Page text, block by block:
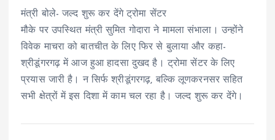
मंत्री बोले- जल्द शुरू कर देंगे ट्रोमा सेंटर
मौके पर उपस्थित मंत्री सुमित गोदारा ने मामला संभाला। उन्होंने
विवेक माचरा को बातचीत के लिए फिर से बुलाया और कहा-
श्रीडूंगरगढ़ में आज हुआ हादसा दुखद है। ट्रोमा सेंटर के लिए
प्रयास जारी है। न सिर्फ श्रीडूंगरगढ़, बल्कि लूणकरनसर सहित
सभी क्षेत्रों में इस दिशा में काम चल रहा है। जल्द शुरू कर देंगे।